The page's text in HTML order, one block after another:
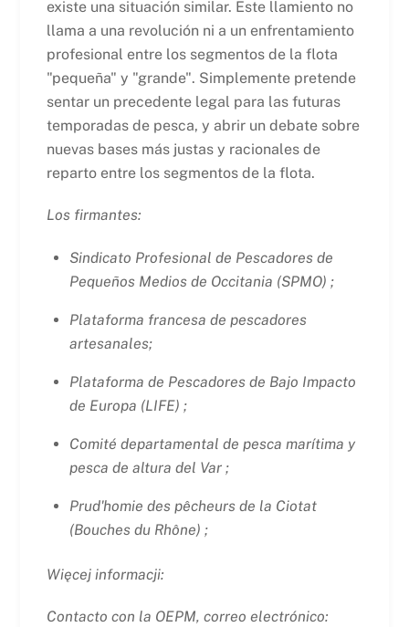
existe una situación similar. Este llamiento no
llama a una revolución ni a un enfrentamiento
profesional entre los segmentos de la flota
"pequeña" y "grande". Simplemente pretende
sentar un precedente legal para las futuras
temporadas de pesca, y abrir un debate sobre
nuevas bases más justas y racionales de
reparto entre los segmentos de la flota.
Los firmantes:
Sindicato Profesional de Pescadores de
Pequeños Medios de Occitania (SPMO) ;
Plataforma francesa de pescadores
artesanales;
Plataforma de Pescadores de Bajo Impacto
de Europa (LIFE) ;
Comité departamental de pesca marítima y
pesca de altura del Var ;
Prud'homie des pêcheurs de la Ciotat
(Bouches du Rhône) ;
Więcej informacji:
Contacto con la OEPM, correo electrónico: